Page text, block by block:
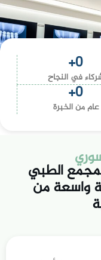
في النجاح​
0
+
عام من الخبرة​
0
+
الطبي
واسعة من